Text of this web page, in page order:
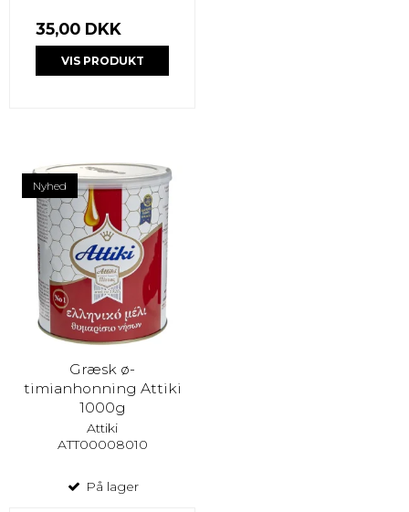
35,00 DKK
VIS PRODUKT
Nyhed
Græsk ø-
timianhonning Attiki
1000g
Attiki
ATT00008010
På lager